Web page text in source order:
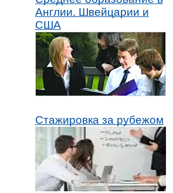
Англии, Швейцарии и
США
Стажировка за рубежом